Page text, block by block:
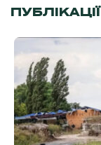
ПУБЛІКАЦІЇ